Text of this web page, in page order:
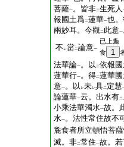
菩薩一。皆非二生死人
報國土爲二蓮華一也
兩妙耳。今觀二 此意一
不 レ當二論意一
已上麁
食
1
法華論一。以 二依報
蓮華行一。得二蓮華
意一。以 レ未レ具二 定慧
論蓮華一云。出水有二
小乘法華濁水一故。
水一。法性常住故不
麁食者所立頓悟菩
滅。非二常住一故。